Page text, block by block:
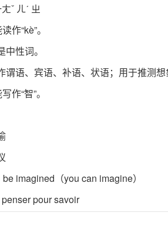
ˇ ㄦˊ ㄓ
作“kè”。
性词。
谓语、宾语、补语、状语；用于推测想
作“智”。
imagined（you can imagine）
pour savoir